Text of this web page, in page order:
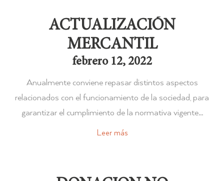
ACTUALIZACIÓN
MERCANTIL
febrero 12, 2022
Anualmente conviene repasar distintos aspectos
relacionados con el funcionamiento de la sociedad, para
garantizar el cumplimiento de la normativa vigente…
Leer más